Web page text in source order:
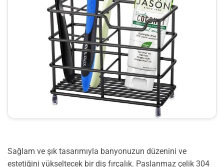
Sağlam ve şık tasarımıyla banyonuzun düzenini ve
estetiğini yükseltecek bir diş fırçalık. Paslanmaz çelik 304